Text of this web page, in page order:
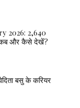
2026: 2,640
कब और कैसे देखें?
बसु के करियर